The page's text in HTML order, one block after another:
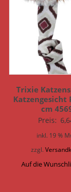
Trixie
Katzengesicht
cm
Preis:
inkl. 19 %
zzgl.
Auf die